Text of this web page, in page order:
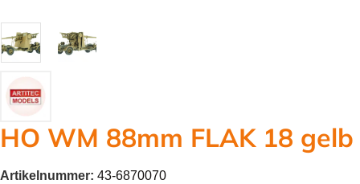
HO WM 88mm FLAK 18 gelb
Artikelnummer: 43-6870070